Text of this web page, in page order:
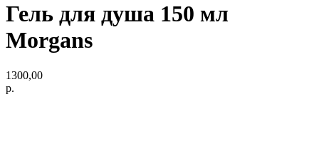
Гель для душа 150 мл
Morgans
1300,00
р.